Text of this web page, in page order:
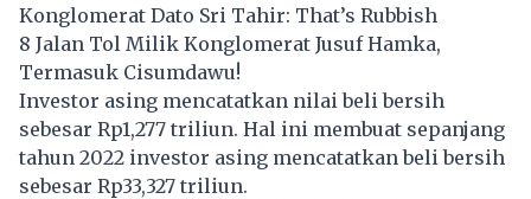
Konglomerat Dato Sri Tahir: That’s Rubbish
8 Jalan Tol Milik Konglomerat Jusuf Hamka,
Termasuk Cisumdawu!
Investor asing mencatatkan nilai beli bersih
sebesar Rp1,277 triliun. Hal ini membuat sepanjang
tahun 2022 investor asing mencatatkan beli bersih
sebesar Rp33,327 triliun.